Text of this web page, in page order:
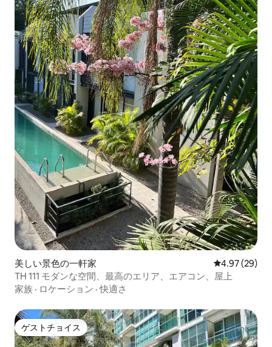
美しい景色の一軒家 レビュー29
4.97 (29)
TH 111 モダンな空間、最高のエリア、エアコン、屋上
家族 · ロケーション ·快適さ
ゲストチョイス
ゲストチョイス